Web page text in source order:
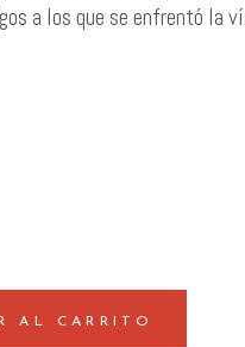
a los que se enfrentó la
AL CARRITO